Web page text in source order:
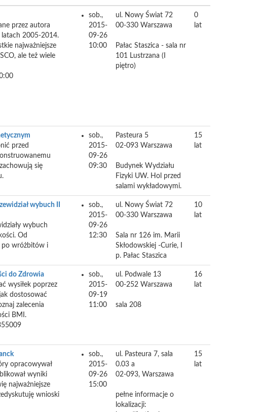
przez autora
latach 2005-2014.
najważniejsze
ale też wiele
sob.,
2015-
09-26
10:00
ul. Nowy Świat 72
00-330 Warszawa
Pałac Staszica - sala nr
101 Lustrzana (I
piętro)
0
lat
przed
się
sob.,
2015-
09-26
09:30
Pasteura 5
02-093 Warszawa
Budynek Wydziału
Fizyki UW. Hol przed
salami wykładowymi.
15
lat
wybuch II
wybuch
Od
po wróżbitów i
sob.,
2015-
09-26
12:30
ul. Nowy Świat 72
00-330 Warszawa
Sala nr 126 im. Marii
Skłodowskiej -Curie, I
p. Pałac Staszica
10
lat
do Zdrowia
wysiłek poprzez
dostosować
zalecenia
BMI.
sob.,
2015-
09-19
11:00
ul. Podwale 13
00-252 Warszawa
sala 208
16
lat
opracowywał
wyniki
najważniejsze
wnioski
sob.,
2015-
09-26
15:00
ul. Pasteura 7, sala
0.03 a
02-093, Warszawa
pełne informacje o
lokalizacji:
15
lat